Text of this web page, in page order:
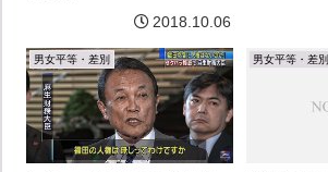
2018.10.06
男女平等・差別 男女平等・差別